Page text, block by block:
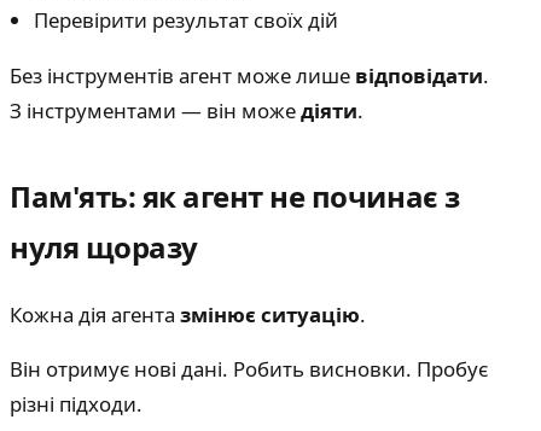
Перевірити результат своїх дій
Без інструментів агент може лише відповідати.
З інструментами — він можедіяти.
Пам'ять: як агент не починає з
нуля щоразу
Кожна дія агента змінює ситуацію.
Він отримує нові дані. Робить висновки. Пробує
різні підходи.